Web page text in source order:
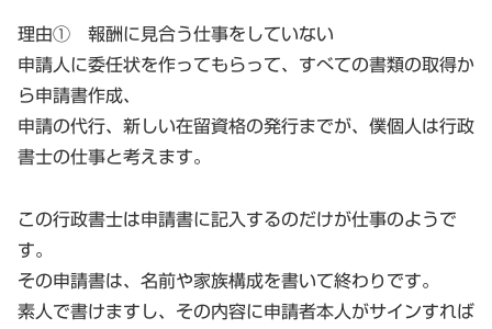
理由① 報酬に見合う仕事をしていない
申請人に委任状を作ってもらって、すべての書類の取得か
ら申請書作成、
申請の代行、新しい在留資格の発行までが、僕個人は行政
書士の仕事と考えます。
この行政書士は申請書に記入するのだけが仕事のようで
す。
その申請書は、名前や家族構成を書いて終わりです。
素人で書けますし、その内容に申請者本人がサインすれば